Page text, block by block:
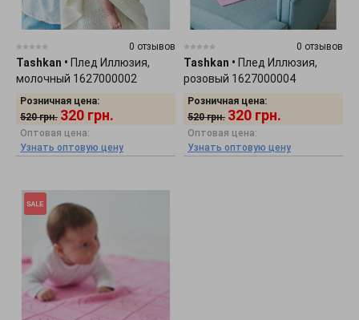
0 отзывов
Tashkan • Плед Иллюзия,
молочный 1627000002
Розничная цена:
520 грн. 320 грн.
Оптовая цена:
Узнать оптовую цену
0 отзывов
Tashkan • Плед Иллюзия,
розовый 1627000004
Розничная цена:
520 грн. 320 грн.
Оптовая цена:
Узнать оптовую цену